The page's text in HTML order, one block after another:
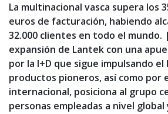
La multinacional vasca supera los
euros de facturación, habiendo
32.000 clientes en todo el mundo.
expansión de Lantek con una
por la I+D que sigue impulsando
productos pioneros, así como por
internacional, posiciona al grupo
personas empleadas a nivel global